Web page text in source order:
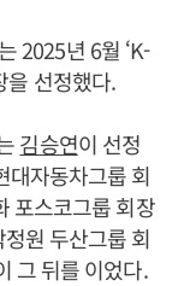
2025년 6월 ‘K-
을 선정했다.
김승연이 선정
대자동차그룹 회
포스코그룹 회장
원 두산그룹 회
그 뒤를 이었다.